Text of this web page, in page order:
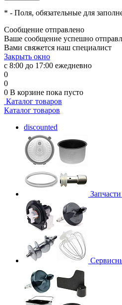
* - Поля, обязательные для
Сообщение отправлено
Ваше сообщение успешно
Вами свяжется наш специалист
Закрыть окно
с 8:00 до 17:00 ежедневно
0
0
0 В корзине пока пусто
Каталог товаров
Каталог товаров
discounted